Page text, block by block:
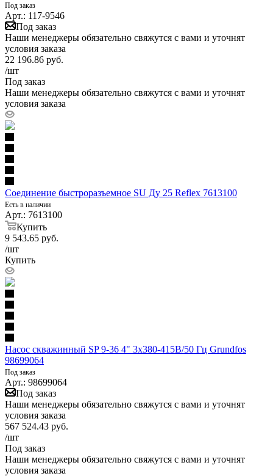
Под заказ
Арт.: 117-9546
Под заказ
Наши менеджеры обязательно свяжутся с вами и уточнят
условия заказа
22 196.86 руб.
/шт
Под заказ
Наши менеджеры обязательно свяжутся с вами и уточнят
условия заказа
Соединение быстроразъемное SU Ду 25 Reflex 7613100
Есть в наличии
Арт.: 7613100
Купить
9 543.65 руб.
/шт
Купить
Насос скважинный SP 9-36 4" 3х380-415В/50 Гц Grundfos
98699064
Под заказ
Арт.: 98699064
Под заказ
Наши менеджеры обязательно свяжутся с вами и уточнят
условия заказа
567 524.43 руб.
/шт
Под заказ
Наши менеджеры обязательно свяжутся с вами и уточнят
условия заказа